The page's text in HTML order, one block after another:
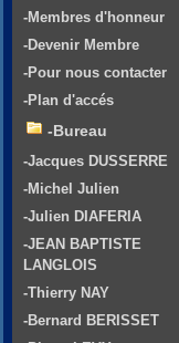
-Membres d'honneur
-Devenir Membre
-Pour nous contacter
-Plan d'accés
-Bureau
-Jacques DUSSERRE
-Michel Julien
-Julien DIAFERIA
-JEAN BAPTISTE
LANGLOIS
-Thierry NAY
-Bernard BERISSET